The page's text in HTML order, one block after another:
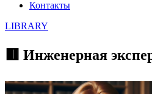
Контакты
LIBRARY
🟥 Инженерная